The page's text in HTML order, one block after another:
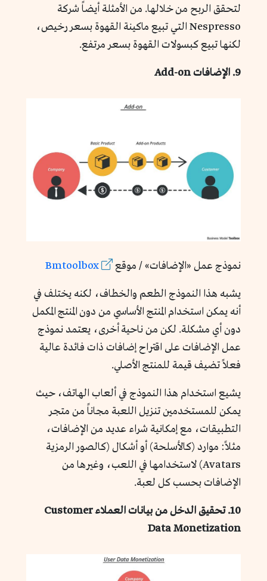
لتحقق الربح من خلالها. من الأمثلة أيضاً شركة
Nespresso التي تبيع ماكينة القهوة بسعر رخيص،
لكنها تبيع كبسولات القهوة بسعر مرتفع.
9. الإضافات Add-on
نموذج عمل «الإضافات» / موقع Bmtoolbox
يشبه هذا النموذج الطعم والخطاف، لكنه يختلف في
أنه يمكن استخدام المنتج الأساسي من دون المنتج المكمل
دون أي مشكلة. لكن من ناحية أخرى، يعتمد نموذج
عمل الإضافات على اقتراح إضافات ذات فائدة عالية
فعلاً تضيف قيمة للمنتج الأصلي.
يشيع استخدام هذا النموذج في ألعاب الهاتف، حيث
يمكن للمستخدمين تنزيل اللعبة مجاناً من متجر
التطبيقات، مع إمكانية شراء عديد من الإضافات،
مثلاً: موارد (كالأسلحة) أو أشكال (كالصور الرمزية
Avatars) لاستخدامها في اللعب، وغيرها من
الإضافات بحسب كل لعبة.
10. تحقيق الدخل من بيانات العملاء Customer
Data Monetization